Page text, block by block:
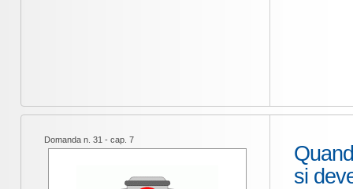
Domanda n. 31 - cap. 7
si